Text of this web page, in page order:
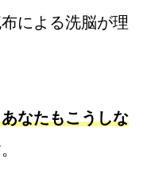
による洗脳が理
なたもこうしな